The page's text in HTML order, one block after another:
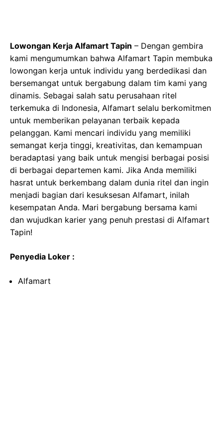
Lowongan Kerja Alfamart Tapin – Dengan gembira
kami mengumumkan bahwa Alfamart Tapin membuka
lowongan kerja untuk individu yang berdedikasi dan
bersemangat untuk bergabung dalam tim kami yang
dinamis. Sebagai salah satu perusahaan ritel
terkemuka di Indonesia, Alfamart selalu berkomitmen
untuk memberikan pelayanan terbaik kepada
pelanggan. Kami mencari individu yang memiliki
semangat kerja tinggi, kreativitas, dan kemampuan
beradaptasi yang baik untuk mengisi berbagai posisi
di berbagai departemen kami. Jika Anda memiliki
hasrat untuk berkembang dalam dunia ritel dan ingin
menjadi bagian dari kesuksesan Alfamart, inilah
kesempatan Anda. Mari bergabung bersama kami
dan wujudkan karier yang penuh prestasi di Alfamart
Tapin!
Penyedia Loker :
Alfamart